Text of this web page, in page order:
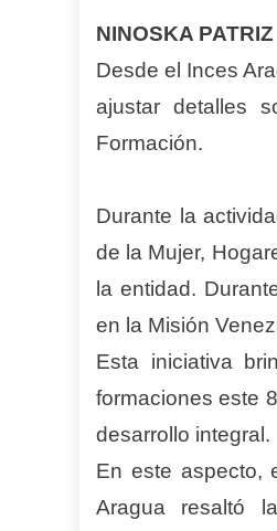
NINOSKA PATRIZ
Desde el Inces
ajustar detalles
Formación.
Durante la
de la Mujer,
la entidad.
en la Misión
Esta iniciativa
formaciones este
desarrollo integral.
En este aspecto,
Aragua resaltó